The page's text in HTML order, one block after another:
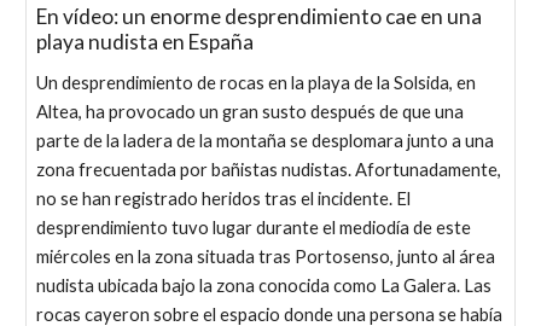
En vídeo: un enorme desprendimiento cae en una
playa nudista en España
Un desprendimiento de rocas en la playa de la Solsida, en
Altea, ha provocado un gran susto después de que una
parte de la ladera de la montaña se desplomara junto a una
zona frecuentada por bañistas nudistas. Afortunadamente,
no se han registrado heridos tras el incidente. El
desprendimiento tuvo lugar durante el mediodía de este
miércoles en la zona situada tras Portosenso, junto al área
nudista ubicada bajo la zona conocida como La Galera. Las
rocas cayeron sobre el espacio donde una persona se había